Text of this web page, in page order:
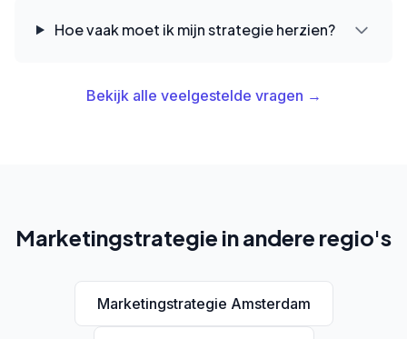
Hoe vaak moet ik mijn strategie herzien?
Bekijk alle veelgestelde vragen →
Marketingstrategie in andere regio's
Marketingstrategie Amsterdam